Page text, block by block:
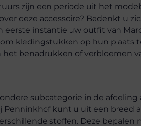
zijn een periode uit het
deze accessoire? Bedenkt u
instantie uw outfit van
kledingstukken op hun plaats
benadrukken of verbloemen
subcategorie in de afdeling
Penninkhof kunt u uit een breed
stoffen. Deze